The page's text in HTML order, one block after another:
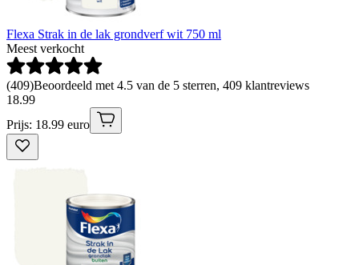
Flexa Strak in de lak grondverf wit 750 ml
Meest verkocht
(409)Beoordeeld met 4.5 van de 5 sterren, 409 klantreviews
18.99
Prijs: 18.99 euro